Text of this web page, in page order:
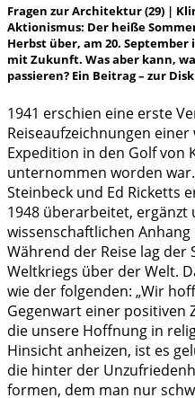
Fragen zur Architektur (29) |
Aktionismus: Der heiße
Herbst über, am 20.
mit Zukunft. Was aber kann,
passieren? Ein Beitrag – zur
1941 erschien eine erste
Reiseaufzeichnungen
Expedition in den Golf von
unternommen worden war.
Steinbeck und Ed Ricketts
1948 überarbeitet, ergänzt
wissenschaftlichen
Während der Reise lag der
Weltkriegs über der Welt.
wie der folgenden: „Wir
Gegenwart einer positiven
die unsere Hoffnung in
Hinsicht anheizen, ist es
die hinter der
formen, dem man nur